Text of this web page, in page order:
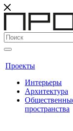
Проекты
Интерьеры
Архитектура
пространства